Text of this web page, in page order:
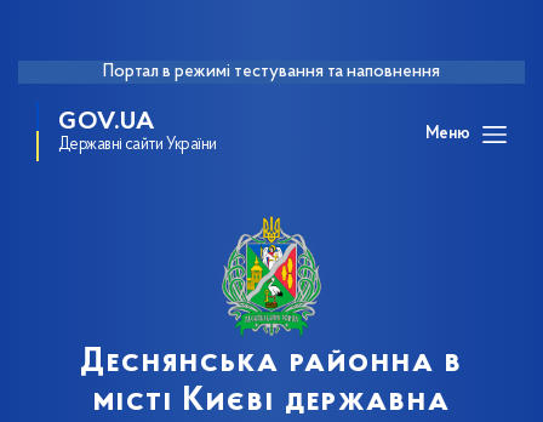
Портал в режимі тестування та наповнення
GOV.UA
Державні сайти України
Меню
Деснянська районна в
місті Києві державна